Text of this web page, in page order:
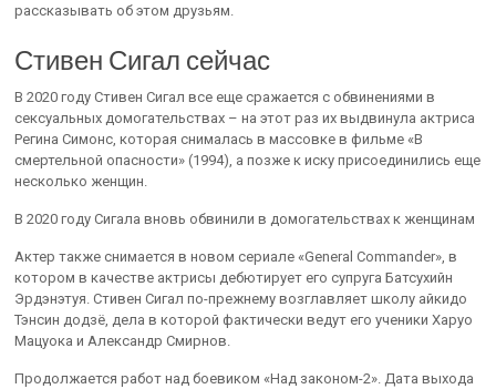
рассказывать об этом друзьям.
Стивен Сигал сейчас
В 2020 году Стивен Сигал все еще сражается с обвинениями в
сексуальных домогательствах – на этот раз их выдвинула актриса
Регина Симонс, которая снималась в массовке в фильме «В
смертельной опасности» (1994), а позже к иску присоединились еще
несколько женщин.
В 2020 году Сигала вновь обвинили в домогательствах к женщинам
Актер также снимается в новом сериале «General Commander», в
котором в качестве актрисы дебютирует его супруга Батсухийн
Эрдэнэтуя. Стивен Сигал по-прежнему возглавляет школу айкидо
Тэнсин додзё, дела в которой фактически ведут его ученики Харуо
Мацуока и Александр Смирнов.
Продолжается работ над боевиком «Над законом-2». Дата выхода